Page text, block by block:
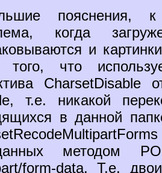
пояснения,
когда
и
того, что
CharsetDisable
т.е. никакой
в данной
методом
form-data. Т.е.